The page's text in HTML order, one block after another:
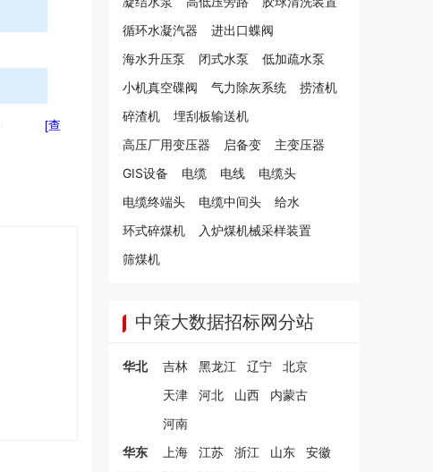
[查
循环水凝汽器
进出口蝶阀
海水升压泵
闭式水泵
低加疏水泵
小机真空碟阀
气力除灰系统
捞渣机
碎渣机
埋刮板输送机
高压厂用变压器
启备变
主变压器
GIS设备
电缆 电线
电缆头
电缆终端头
电缆中间头
给水
环式碎煤机
入炉煤机械采样装置
筛煤机
中策大数据招标网分站
华北 吉林 黑龙江 辽宁
北京
天津
河北 山西
内蒙古
河南
华东
上海 江苏 浙江 山东
安徽